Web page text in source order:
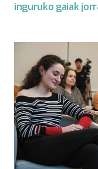
inguruko gaiak